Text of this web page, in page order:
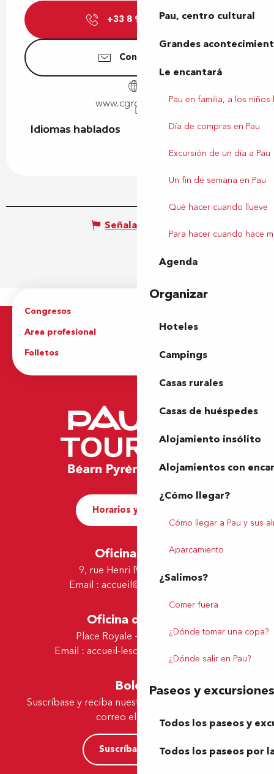
Pau, centro cultural
Grandes
Le encantará
Pau en familia, a los niños
Día de compras en Pau
Excursión de un día a Pau
Un fin de semana en Pau
Qué hacer cuando llueve
Para hacer cuando hace
Agenda
Organizar
Hoteles
Campings
Casas rurales
Casas de huéspedes
Alojamiento insólito
Alojamientos con
¿Cómo llegar?
Cómo llegar a Pau y sus
Aparcamiento
¿Salimos?
Comer fuera
¿Dónde tomar una copa?
¿Dónde salir en Pau?
Paseos y excursiones
Todos los paseos y
Todos los paseos por
+33 8 92 68 85▒▒
Contáctenos
www.cgrcinemas.fr
Idiomas hablados
Idiomas hablados
Señalar un error
Congresos
Area profesional
Prensa
Folletos
Oficina de Turismo
Horarios y contacto
Oficina de Pau
9, rue Henri IV - 64000 Pau
Email : accueil@tourismepau.fr
Oficina de Lescar
Place Royale - 64230 Lescar
Email : accueil-lescar@tourismepau.fr
Boletín
Suscríbase y reciba nuestras ofertas y noticias por
correo electrónico
Suscríbase ahora